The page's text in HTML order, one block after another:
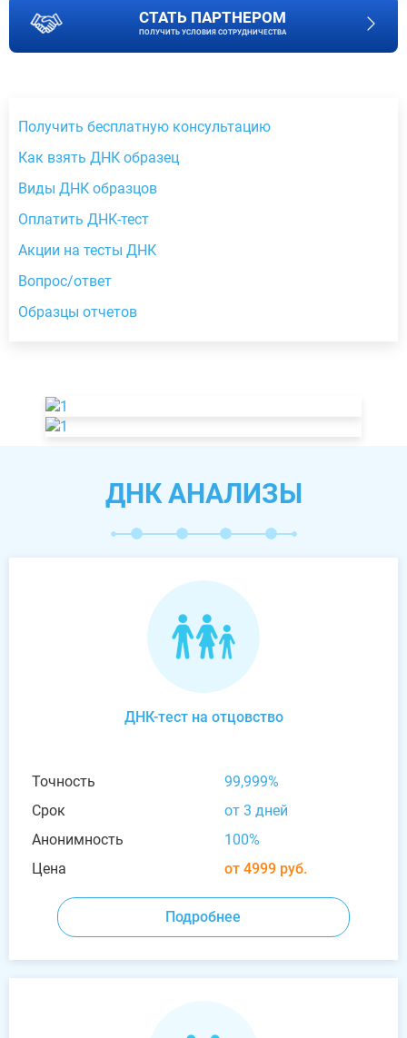
СТАТЬ ПАРТНЕРОМ
ПОЛУЧИТЬ УСЛОВИЯ СОТРУДНИЧЕСТВА
Получить бесплатную консультацию
Как взять ДНК образец
Виды ДНК образцов
Оплатить ДНК-тест
Акции на тесты ДНК
Вопрос/ответ
Образцы отчетов
ДНК АНАЛИЗЫ
ДНК-тест на отцовство
Точность
99,999%
Срок
от 3 дней
Анонимность
100%
Цена
от 4999 руб.
Подробнее